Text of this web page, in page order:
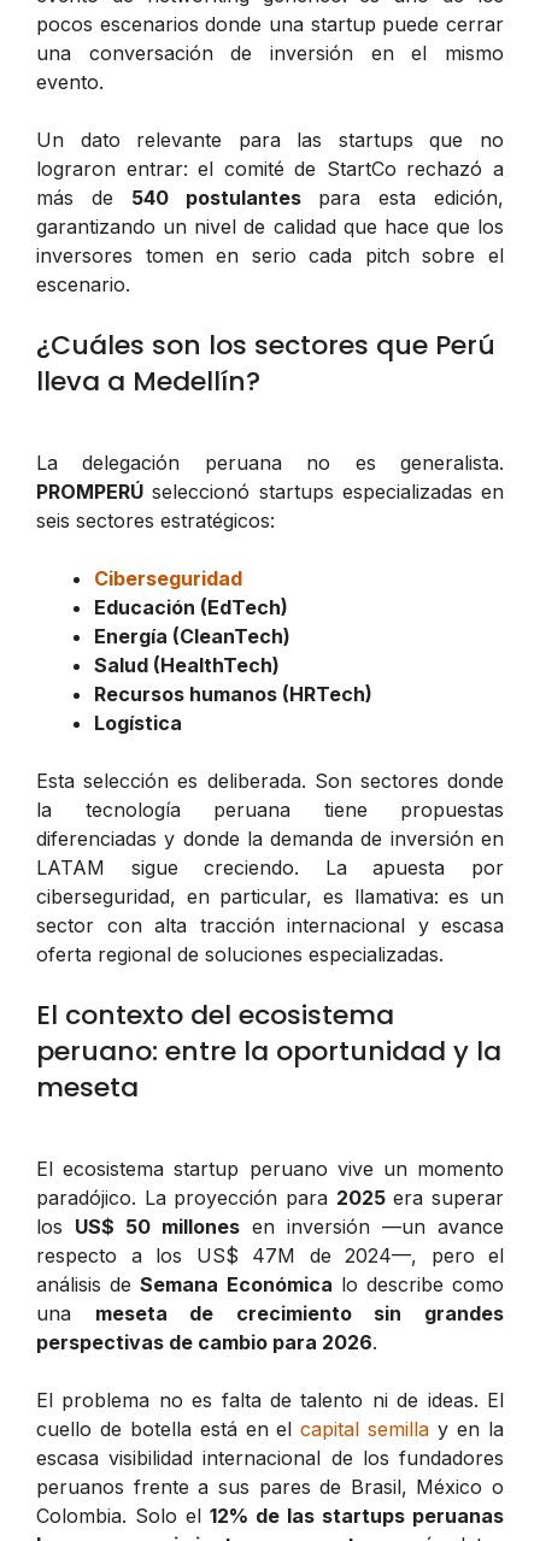
pocos escenarios donde una startup puede cerrar
una conversación de inversión en el mismo
evento.
Un dato relevante para las startups que no
lograron entrar: el comité de StartCo rechazó a
más de 540 postulantespara esta edición,
garantizando un nivel de calidad que hace que los
inversores tomen en serio cada pitch sobre el
escenario.
¿Cuáles son los sectores que Perú
lleva a Medellín?
La delegación peruana no es generalista.
PROMPERÚ seleccionó startups especializadas en
seis sectores estratégicos:
Ciberseguridad
Educación (EdTech)
Energía (CleanTech)
Salud (HealthTech)
Recursos humanos (HRTech)
Logística
Esta selección es deliberada. Son sectores donde
la tecnología peruana tiene propuestas
diferenciadas y donde la demanda de inversión en
LATAM sigue creciendo. La apuesta por
ciberseguridad, en particular, es llamativa: es un
sector con alta tracción internacional y escasa
oferta regional de soluciones especializadas.
El contexto del ecosistema
peruano: entre la oportunidad y la
meseta
El ecosistema startup peruano vive un momento
paradójico. La proyección para 2025era superar
los US$ 50 millones en inversión —un avance
respecto a los US$ 47M de 2024—, pero el
análisis deSemana Económica lo describe como
una meseta de crecimiento sin grandes
perspectivas de cambio para 2026.
El problema no es falta de talento ni de ideas. El
cuello de botella está en elcapital semilla y en la
escasa visibilidad internacional de los fundadores
peruanos frente a sus pares de Brasil, México o
Colombia. Solo el 12% de las startups peruanas